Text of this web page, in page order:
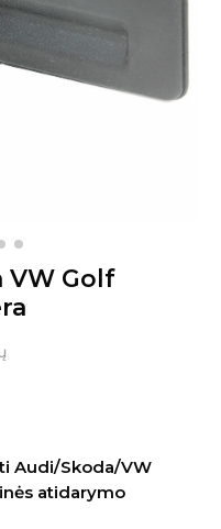
VW Golf
Audi/Skoda/VW
atidarymo